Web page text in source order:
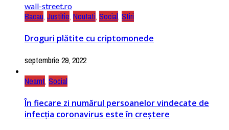
wall-street.ro
Bacau, Justiție, Noutati, Social, Stiri
Droguri plătite cu criptomonede
septembrie 29, 2022
Neamt, Social
În fiecare zi numărul persoanelor vindecate de
infecția coronavirus este în creștere